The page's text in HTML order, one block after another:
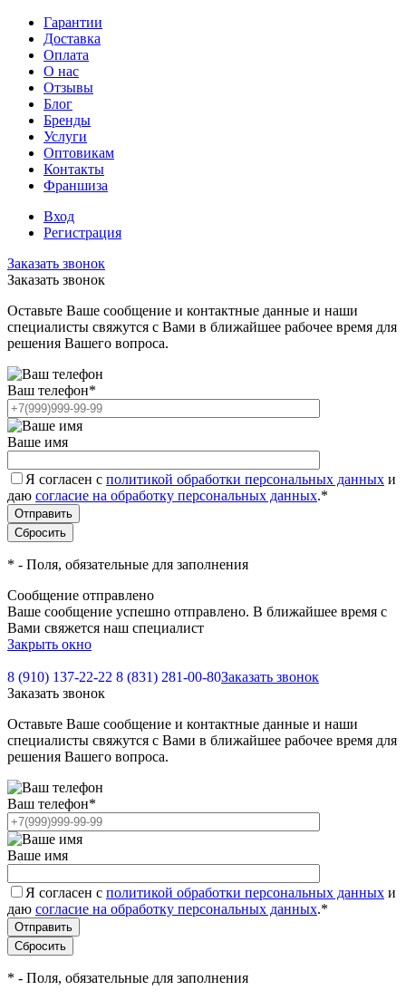
Гарантии
Доставка
Оплата
О нас
Отзывы
Блог
Бренды
Услуги
Оптовикам
Контакты
Франшиза
Вход
Регистрация
Заказать звонок
Заказать звонок
Оставьте Ваше сообщение и контактные данные и наши
специалисты свяжутся с Вами в ближайшее рабочее время для
решения Вашего вопроса.
Ваш телефон*
Ваше имя
Я согласен с политикой обработки персональных данных и
даю согласие на обработку персональных данных.*
* - Поля, обязательные для заполнения
Сообщение отправлено
Ваше сообщение успешно отправлено. В ближайшее время с
Вами свяжется наш специалист
Закрыть окно
8 (910) 137-22-22 8 (831) 281-00-80Заказать звонок
Заказать звонок
Оставьте Ваше сообщение и контактные данные и наши
специалисты свяжутся с Вами в ближайшее рабочее время для
решения Вашего вопроса.
Ваш телефон*
Ваше имя
Я согласен с политикой обработки персональных данных и
даю согласие на обработку персональных данных.*
* - Поля, обязательные для заполнения